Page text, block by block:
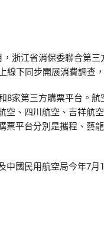
江省消保委聯合第三
下同步開展消費調查
第三方購票平台。航
、四川航空、吉祥航
平台分別是攜程、藝
國民用航空局今年7月